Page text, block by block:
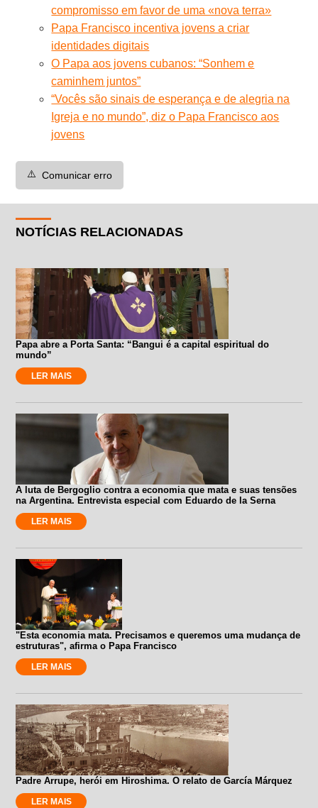
compromisso em favor de uma «nova terra»
Papa Francisco incentiva jovens a criar
identidades digitais
O Papa aos jovens cubanos: “Sonhem e
caminhem juntos”
“Vocês são sinais de esperança e de alegria na
Igreja e no mundo”, diz o Papa Francisco aos
jovens
⚠️ Comunicar erro
NOTÍCIAS RELACIONADAS
Papa abre a Porta Santa: “Bangui é a capital espiritual do
mundo”
LER MAIS
A luta de Bergoglio contra a economia que mata e suas tensões
na Argentina. Entrevista especial com Eduardo de la Serna
LER MAIS
"Esta economia mata. Precisamos e queremos uma mudança de
estruturas", afirma o Papa Francisco
LER MAIS
Padre Arrupe, herói em Hiroshima. O relato de García Márquez
LER MAIS